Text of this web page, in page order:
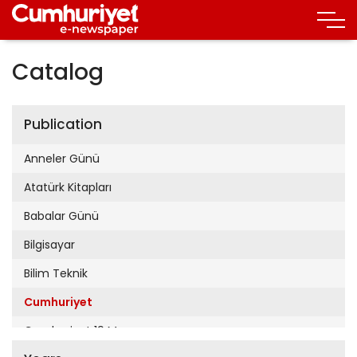
Catalog
Publication
Anneler Günü
Atatürk Kitapları
Babalar Günü
Bilgisayar
Bilim Teknik
Cumhuriyet
Cumhuriyet 19 Mayıs